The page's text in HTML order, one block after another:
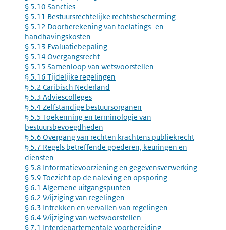
§ 5.10 Sancties
§ 5.11 Bestuursrechtelijke rechtsbescherming
§ 5.12 Doorberekening van toelatings- en
handhavingskosten
§ 5.13 Evaluatiebepaling
§ 5.14 Overgangsrecht
§ 5.15 Samenloop van wetsvoorstellen
§ 5.16 Tijdelijke regelingen
§ 5.2 Caribisch Nederland
§ 5.3 Adviescolleges
§ 5.4 Zelfstandige bestuursorganen
§ 5.5 Toekenning en terminologie van
bestuursbevoegdheden
§ 5.6 Overgang van rechten krachtens publiekrecht
§ 5.7 Regels betreffende goederen, keuringen en
diensten
§ 5.8 Informatievoorziening en gegevensverwerking
§ 5.9 Toezicht op de naleving en opsporing
§ 6.1 Algemene uitgangspunten
§ 6.2 Wijziging van regelingen
§ 6.3 Intrekken en vervallen van regelingen
§ 6.4 Wijziging van wetsvoorstellen
§ 7.1 Interdepartementale voorbereiding